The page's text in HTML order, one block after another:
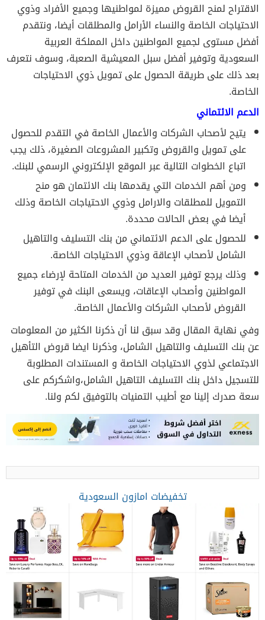
الاقتراح لمنح القروض مميزة لمواطنيها وجميع الأفراد وذوي
الاحتياجات الخاصة والنساء الأرامل والمطلقات أيضا، ونتقدم
أفضل مستوى لجميع المواطنين داخل المملكة العربية
السعودية وتوفير أفضل سبل المعيشية الصعبة، وسوف نتعرف
بعد ذلك على طريقة الحصول على تمويل ذوي الاحتياجات
الخاصة.
الدعم الائتماني
يتيح لأصحاب الشركات والأعمال الخاصة في التقدم للحصول
على تمويل والقروض وتكبير المشروعات الصغيرة، ذلك يجب
اتباع الخطوات التالية عبر الموقع الإلكتروني الرسمي للبنك.
ومن أهم الخدمات التي يقدمها بنك الائتمان هو منح
التمويل للمطلقات والارامل وذوي الاحتياجات الخاصة وذلك
أيضا في بعض الحالات محددة.
للحصول على الدعم الائتماني من بنك التسليف والتاهيل
الشامل لأصحاب الإعاقة وذوي الاحتياجات الخاصة.
وذلك يرجع توفير العديد من الخدمات المتاحة لإرضاء جميع
المواطنين وأصحاب الإعاقات، ويسعى البنك في توفير
القروض لأصحاب الشركات والأعمال الخاصة.
وفي نهاية المقال وقد سبق لنا أن ذكرنا الكثير من المعلومات
عن بنك التسليف والتاهيل الشامل، وذكرنا ايضا قروض التأهيل
الاجتماعي لذوي الاحتياجات الخاصة و المستندات المطلوبة
للتسجيل داخل بنك التسليف التاهيل الشامل،واشكركم على
سعة صدرك إلينا مع أطيب التمنيات بالتوفيق لكم ولنا.
تخفيضات امازون السعودية